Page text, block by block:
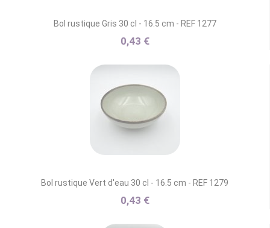
Bol rustique Gris 30 cl - 16.5 cm - REF 1277
0,43 €
Bol rustique Vert d'eau 30 cl - 16.5 cm - REF 1279
0,43 €